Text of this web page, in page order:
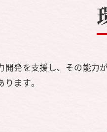
開発を支援し、その能力
ます。